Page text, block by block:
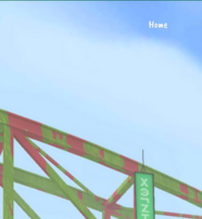
Home